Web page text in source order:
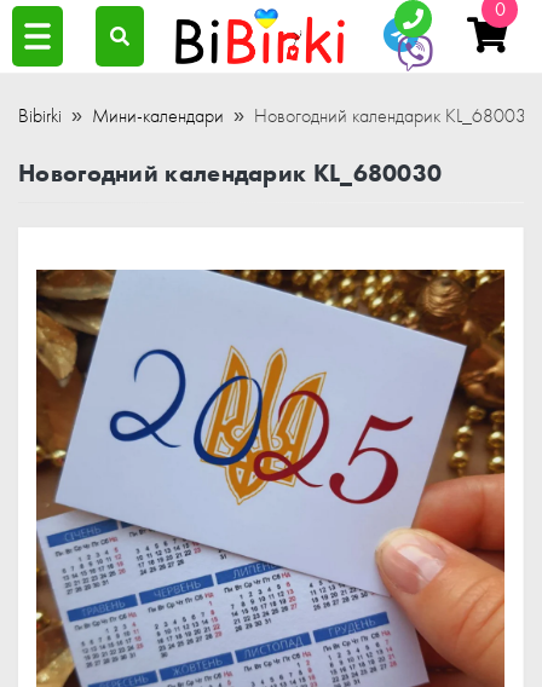
0
Bibirki Мини-календари Новогодний календарик KL_680030
Новогодний календарик KL_680030